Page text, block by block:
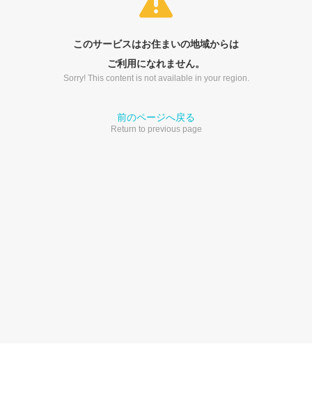
このサービスはお住まいの地域からは
ご利用になれません。
Sorry! This content is not available in your region.
前のページへ戻る
Return to previous page